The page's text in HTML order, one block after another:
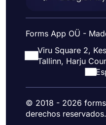
Forms App OÜ -
Viru Square 2,
Tallinn, Harju
© 2018 - 2026
derechos reservados.